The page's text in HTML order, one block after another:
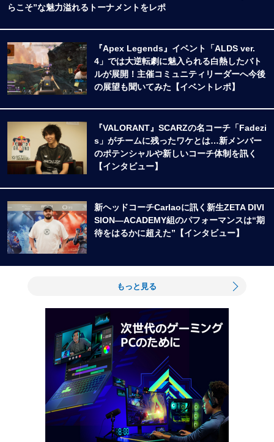
らこそ”な魅力溢れるトーナメントをレポ
『Apex Legends』イベント「ALDS ver.
4」では大逆転劇に魅入られる白熱したバト
ルが展開！主催コミュニティリーダーへ今後
の展望も聞いてみた【イベントレポ】
『VALORANT』SCARZの名コーチ「Fadezi
s」がチームに残ったワケとは…新メンバー
のポテンシャルや新しいコーチ体制を訊く
【インタビュー】
新ヘッドコーチCarlaoに訊く新生ZETA DIVI
SION―ACADEMY組のパフォーマンスは“期
待をはるかに超えた”【インタビュー】
もっと見る